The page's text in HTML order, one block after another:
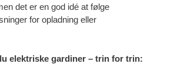
det er en god idé at følge
for opladning eller
elektriske gardiner – trin for trin: